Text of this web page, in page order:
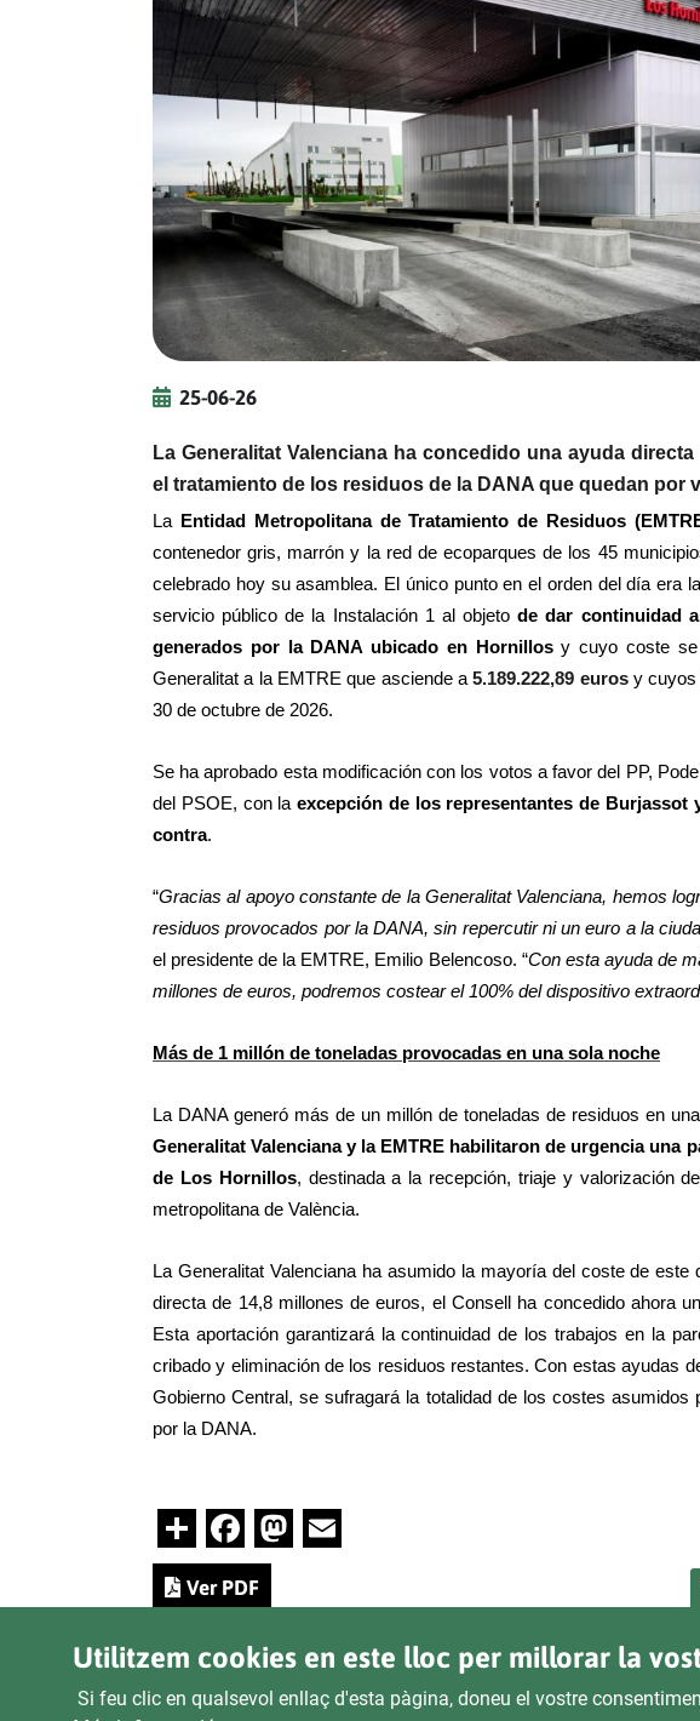
25-06-26
La Generalitat Valenciana ha concedido una ayuda
el tratamiento de los residuos de la DANA que quedan por
La Entidad Metropolitana de Tratamiento de Residuos
contenedor gris, marrón y la red de ecoparques de los 45
celebrado hoy su asamblea. El único punto en el orden del día era
servicio público de la Instalación 1 al objetode dar continuidad
generados por la DANA ubicado en Hornillosy cuyo coste se
Generalitat a la EMTRE que asciende a5.189.222,89 eurosy cuyos
30 de octubre de 2026.
Se ha aprobado esta modificación con los votos a favor del PP,
del PSOE, con laexcepción de los representantes de
contra.
“Gracias al apoyo constante de la Generalitat Valenciana, hemos
residuos provocados por la DANA, sin repercutir ni un euro a la
el presidente de la EMTRE, Emilio Belencoso. “Con esta ayuda de
millones de euros, podremos costear el 100% del dispositivo
Más de 1 millón de toneladas provocadas en una sola noche
La DANA generó más de un millón de toneladas de residuos en
Generalitat Valenciana y la EMTRE habilitaron de urgencia una
de Los Hornillos, destinada a la recepción, triaje y valorización
metropolitana de València.
La Generalitat Valenciana ha asumido la mayoría del coste de
directa de 14,8 millones de euros, el Consell ha concedido ahora
Esta aportación garantizará la continuidad de los trabajos en la
cribado y eliminación de los residuos restantes.Con estas ayudas
Gobierno Central, se sufragará la totalidad de los costes
por la DANA.
ShareFacebook
Mastodon
Ver PDF
Utilitzem cookies en este lloc per millorar la
Si feu clic en qualsevol enllaç d'esta pàgina, doneu el vostre